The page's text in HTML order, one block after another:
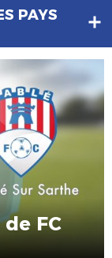
PAYS
FC